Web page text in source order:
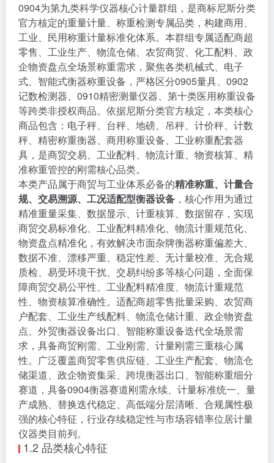
0904为第九类科学仪器核心计量群组，是商标尼斯分类
官方核定的重量计量、称重检测专属品类，构建商用、
工业、民用称重计量标准化体系。本群组专属适配商超
零售、工业生产、物流仓储、农贸商贸、化工配料、政
企物资盘点全场景称重需求，聚焦各类机械式、电子
式、智能式衡器称重设备，严格区分0905量具、0902
记数检测器、0910精密测量仪器、第十类医用称重设备
等跨类非授权商品。依据尼斯分类官方核定，本类核心
商品包含：电子秤、台秤、地磅、吊秤、计价秤、计数
秤、精密称重衡器、商用称重设备、工业称重配套器
具，是商贸交易、工业配料、物流计重、物资核算、精
准称重管控的刚需核心品类。
本类产品属于商贸与工业体系必备的精准称重、计量合
规、交易溯源、工况适配型衡器设备 ，核心作用为通过
精准重量采集、数据显示、计重核算、数据留存，实现
商贸交易标准化、工业配料精准化、物流计重规范化、
物资盘点精准化，有效解决市面杂牌衡器称重偏差大、
数据不准、漂移严重、稳定性差、无计量校准、无合规
质检、易受环境干扰、交易纠纷多等核心问题，全面保
障商贸交易公平性、工业配料精准度、物流计重规范
性、物资核算准确性。适配商超零售批量采购、农贸商
户配套、工业生产线配料、物流仓储计重、政企物资盘
点、外贸衡器设备出口、智能称重设备迭代全场景需
求，具备商贸刚需、工业刚需、计量刚需三重核心属
性。广泛覆盖商贸零售供应链、工业生产配套、物流仓
储渠道、政企物资集采、跨境衡器出口、智能称重细分
赛道，具备0904衡器赛道刚需永续、计量标准统一、量
产成熟、替换迭代稳定、高低端分层清晰、合规属性极
强的核心特征，行业存续稳定性与市场容错率位居计量
仪器类目前列。
1.2 品类核心特征